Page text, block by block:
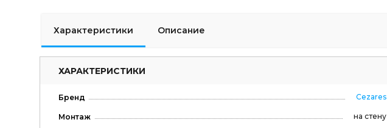
Характеристики Описание
ХАРАКТЕРИСТИКИ
Бренд Cezares
Монтаж на стену